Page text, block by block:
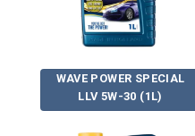
WAVE POWER SPECIAL
LLV 5W-30 (1L)